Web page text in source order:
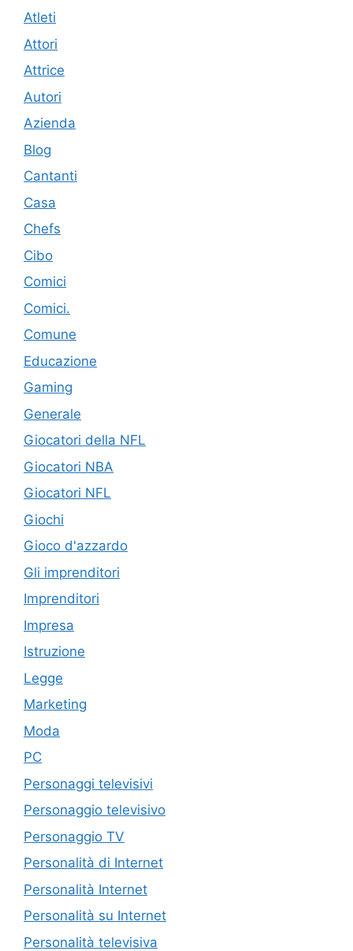
Atleti
Attori
Attrice
Autori
Azienda
Blog
Cantanti
Casa
Chefs
Cibo
Comici
Comici.
Comune
Educazione
Gaming
Generale
Giocatori della NFL
Giocatori NBA
Giocatori NFL
Giochi
Gioco d'azzardo
Gli imprenditori
Imprenditori
Impresa
Istruzione
Legge
Marketing
Moda
PC
Personaggi televisivi
Personaggio televisivo
Personaggio TV
Personalità di Internet
Personalità Internet
Personalità su Internet
Personalità televisiva